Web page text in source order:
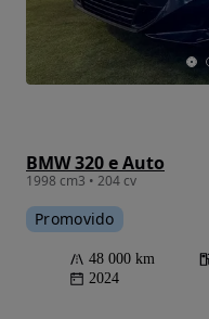
BMW 320 e Auto
1998 cm3 • 204 cv
Promovido
48 000 km
2024